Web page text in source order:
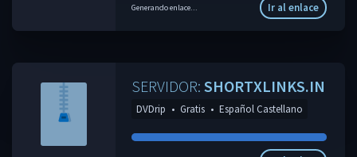
Generando enlace... Ir al enlace
SERVIDOR: SHORTXLINKS.IN
DVDrip • Gratis • Español Castellano